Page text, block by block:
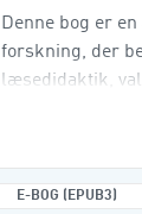
Denne bog er
forskning, der
læsedidaktik,
E-BOG (EPUB3)